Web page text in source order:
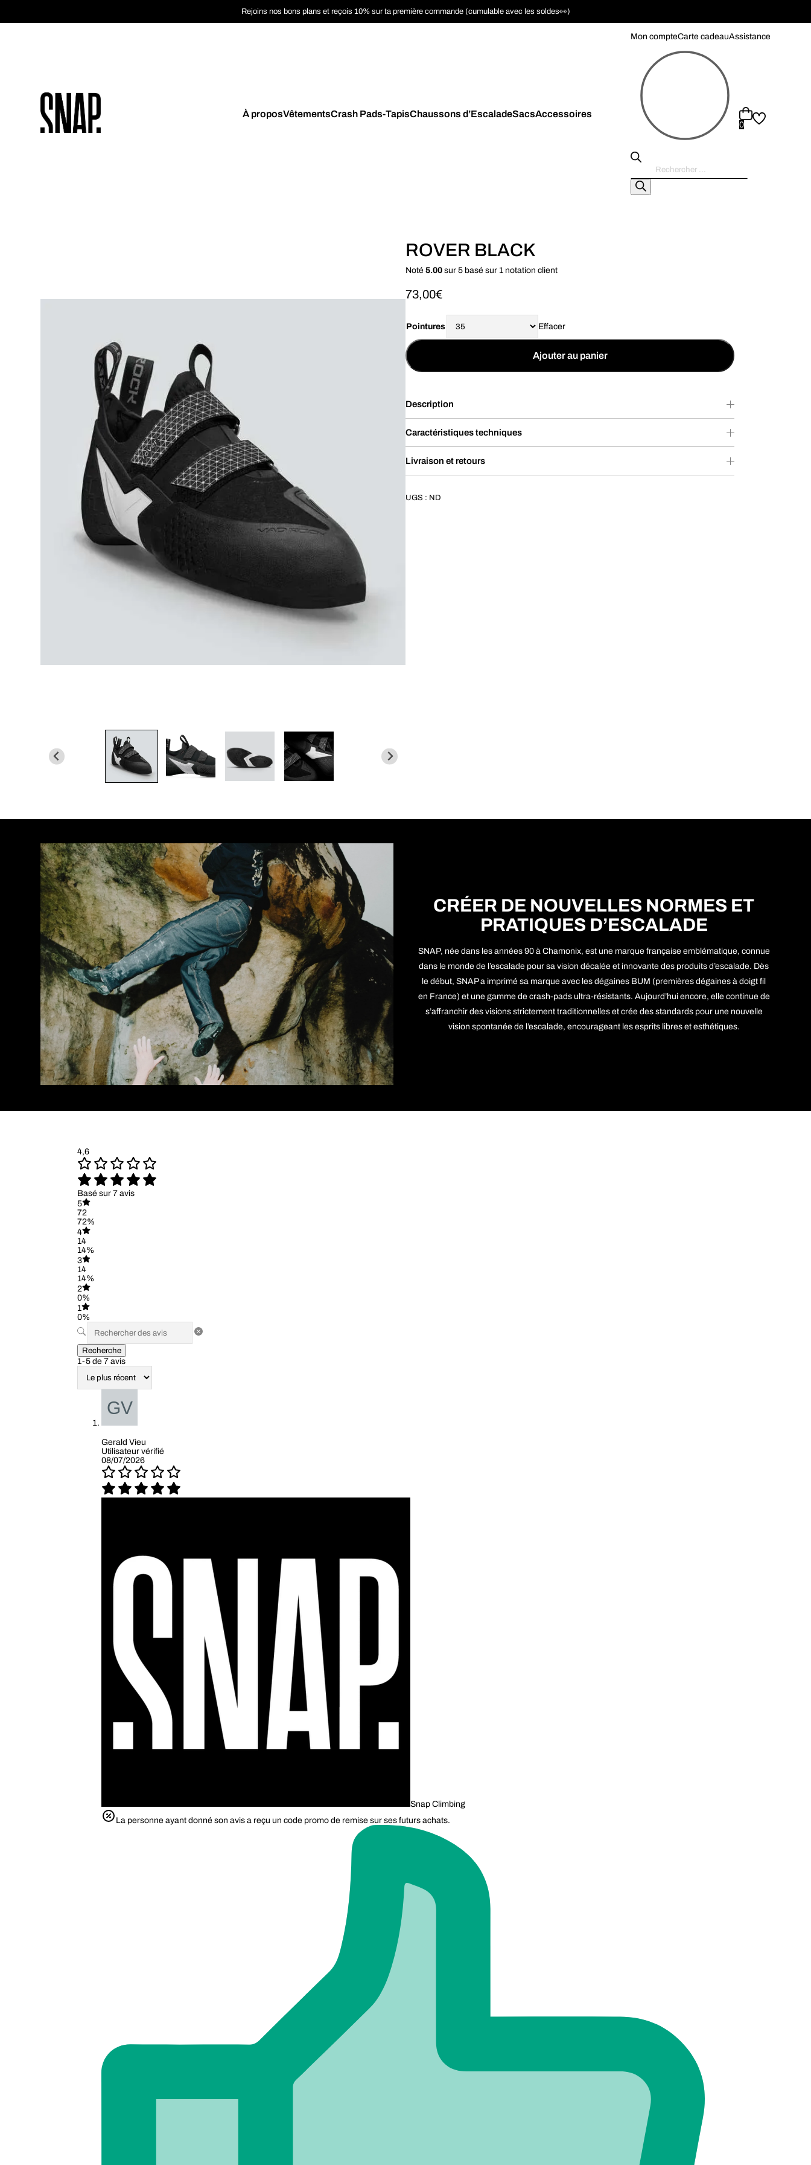
Rejoins nos bons plans et reçois 10% sur ta première commande (cumulable avec les soldes👀)
À proposVêtementsCrash Pads-TapisChaussons d’EscaladeSacsAccessoires
Mon compteCarte cadeauAssistance
Recherche
de
produits
0
ROVER BLACK
Noté5.00 sur 5 basé sur 1 notation client
73,00€
Pointures Effacer
Ajouter au panier
Description
Caractéristiques techniques
Livraison et retours
UGS : ND
CRÉER DE NOUVELLES NORMES ET
PRATIQUES D’ESCALADE
SNAP, née dans les années 90 à Chamonix, est une marque française emblématique, connue
dans le monde de l’escalade pour sa vision décalée et innovante des produits d’escalade. Dès
le début, SNAP a imprimé sa marque avec les dégaines BUM (premières dégaines à doigt fil
en France) et une gamme de crash-pads ultra-résistants. Aujourd’hui encore, elle continue de
s’affranchir des visions strictement traditionnelles et crée des standards pour une nouvelle
vision spontanée de l’escalade, encourageant les esprits libres et esthétiques.
4,6
Basé sur 7 avis
5
72
72%
4
14
14%
3
14
14%
2
0%
1
0%
Recherche
1-5 de 7 avis
Gerald Vieu
Utilisateur vérifié
08/07/2026
Snap Climbing
La personne ayant donné son avis a reçu un code promo de remise sur ses futurs achats.